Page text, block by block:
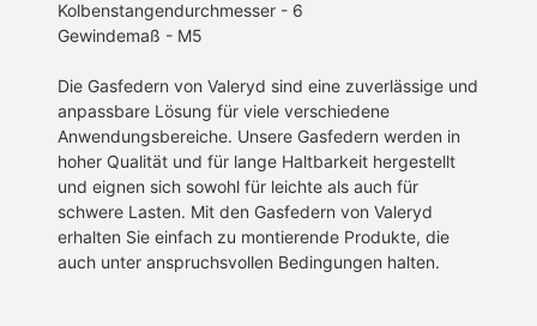
Kolbenstangendurchmesser - 6
Gewindemaß - M5
Die Gasfedern von Valeryd sind eine zuverlässige und
anpassbare Lösung für viele verschiedene
Anwendungsbereiche. Unsere Gasfedern werden in
hoher Qualität und für lange Haltbarkeit hergestellt
und eignen sich sowohl für leichte als auch für
schwere Lasten. Mit den Gasfedern von Valeryd
erhalten Sie einfach zu montierende Produkte, die
auch unter anspruchsvollen Bedingungen halten.